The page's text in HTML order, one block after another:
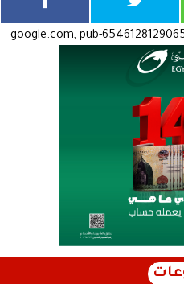
google.com, pub-